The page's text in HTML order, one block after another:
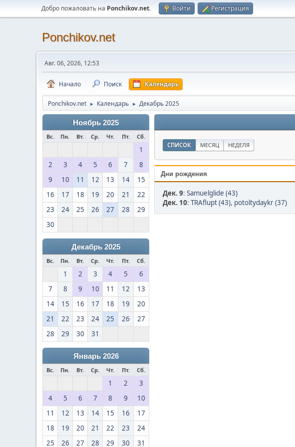
Добро пожаловать на Ponchikov.net. Войти Регистрация
Ponchikov.net
Авг. 06, 2026, 12:53
Начало Поиск Календарь
Ponchikov.net ► Календарь ► Декабрь 2025
Ноябрь 2025
Вс. Пн. Вт. Ср. Чт. Пт. Сб.
1
2
3 4 5 6 7
8
9
10 11 12 13 14
15
16
17 18 19 20 21
22
23
24 25 26 27 28
29
30
Декабрь 2025
Вс. Пн. Вт. Ср. Чт. Пт. Сб.
1 2 3 4 5
6
7
8 9 10 11 12
13
14
15 16 17 18 19
20
21
22 23 24 25 26
27
28
29 30 31
Январь 2026
Вс. Пн. Вт. Ср. Чт. Пт. Сб.
1 2
3
4
5 6 7 8 9
10
11
12 13 14 15 16
17
18
19 20 21 22 23
24
25
26 27 28 29 30 31
СПИСОК МЕСЯЦ НЕДЕЛЯ
Дни рождения
Дек. 9: Samuelglide (43)
Дек. 10: TRAflupt (43), potoltydaykr (37)